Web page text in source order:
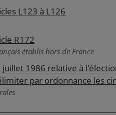
L123 à L126
R172
établis hors de France
juillet 1986 relative à
par ordonnance les